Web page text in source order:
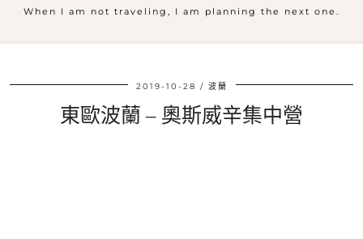
When I am not traveling, I am planning the next one.
2019-10-28 波蘭
東歐波蘭 – 奧斯威辛集中營